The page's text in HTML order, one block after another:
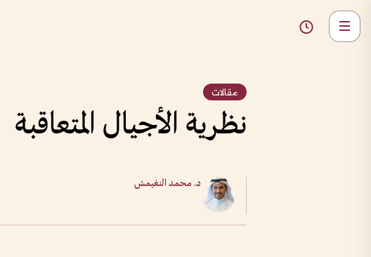
مقالات
نظرية الأجيال المتعاقبة
د. محمد النغيمش